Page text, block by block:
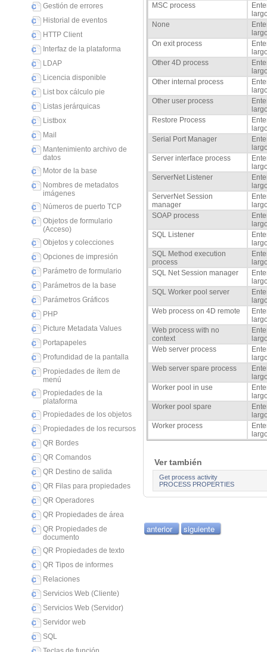
Gestión de errores
Historial de eventos
HTTP Client
Interfaz de la plataforma
LDAP
Licencia disponible
List box cálculo pie
Listas jerárquicas
Listbox
Mail
Mantenimiento archivo de
datos
Motor de la base
Nombres de metadatos
imágenes
Números de puerto TCP
Objetos de formulario
(Acceso)
Objetos y colecciones
Opciones de impresión
Parámetro de formulario
Parámetros de la base
Parámetros Gráficos
PHP
Picture Metadata Values
Portapapeles
Profundidad de la pantalla
Propiedades de ítem de
menú
Propiedades de la
plataforma
Propiedades de los objetos
Propiedades de los recursos
QR Bordes
QR Comandos
QR Destino de salida
QR Filas para propiedades
QR Operadores
QR Propiedades de área
QR Propiedades de
documento
QR Propiedades de texto
QR Tipos de informes
Relaciones
Servicios Web (Cliente)
Servicios Web (Servidor)
Servidor web
SQL
MSC process
None
On exit process
Other 4D process
Other internal process
Other user process
Restore Process
Serial Port Manager
Server interface process
ServerNet Listener
ServerNet Session
manager
SOAP process
SQL Listener
SQL Method execution
process
SQL Net Session manager
SQL Worker pool server
Web process on 4D remote
Web process with no
context
Web server process
Web server spare process
Worker pool in use
Worker pool spare
Worker process
Ver también
Get process activity
PROCESS PROPERTIES
anterior siguiente